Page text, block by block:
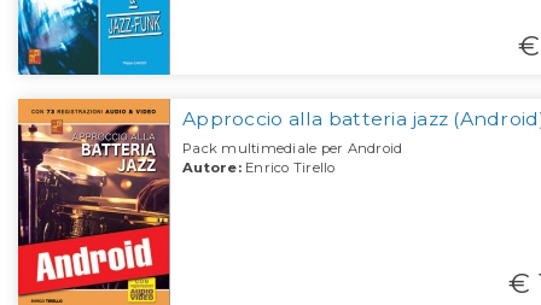
Approccio alla batteria jazz
Pack multimediale per Android
Autore:Enrico Tirello
€